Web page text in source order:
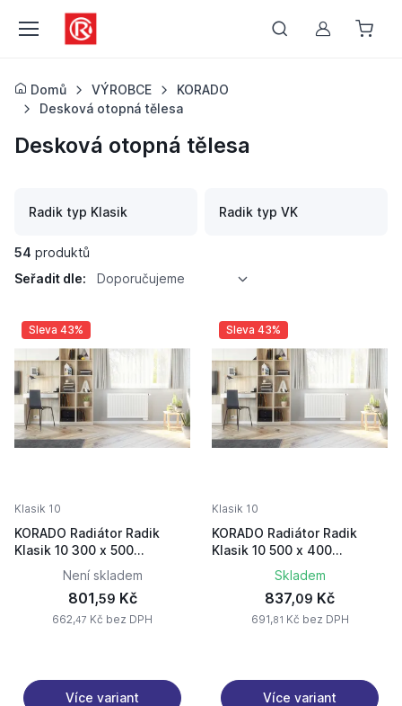
Můj účet
Domů VÝROBCE
KORADO
Desková otopná tělesa
Desková otopná tělesa
Radik typ Klasik Radik typ VK
54 produktů
Seřadit dle:
Doporučujeme
Sleva 43%
Klasik 10
KORADO Radiátor Radik
Klasik 10 300 x 500
10030050-50-0010
Není skladem
801,59 Kč
662,47 Kč bez DPH
Více variant
Sleva 43%
Klasik 10
KORADO Radiátor Radik
Klasik 10 500 x 400
10050040-50-0010
Skladem
837,09 Kč
691,81 Kč bez DPH
Více variant